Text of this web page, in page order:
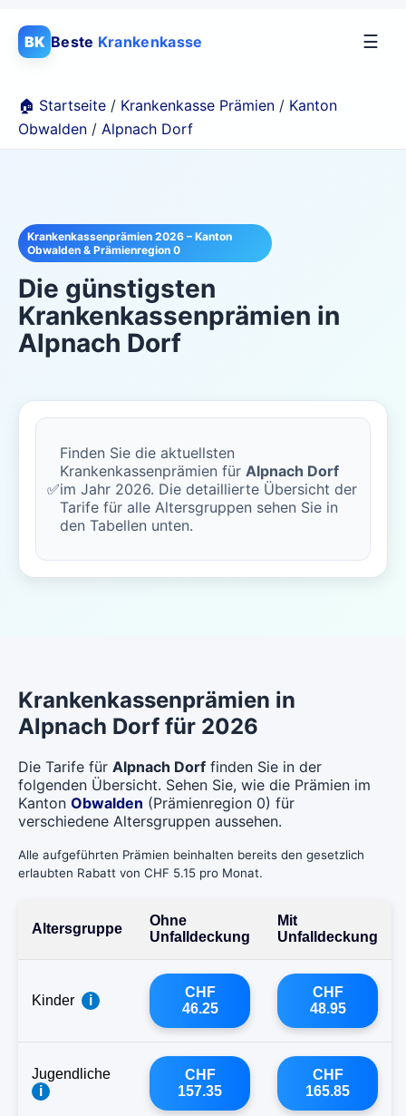
BK Beste Krankenkasse ☰
🏠 Startseite / Krankenkasse Prämien / Kanton
Obwalden / Alpnach Dorf
Krankenkassenprämien 2026 – Kanton
Obwalden & Prämienregion 0
Die günstigsten
Krankenkassenprämien in
Alpnach Dorf
✅
Finden Sie die aktuellsten
Krankenkassenprämien für Alpnach Dorf
im Jahr 2026. Die detaillierte Übersicht der
Tarife für alle Altersgruppen sehen Sie in
den Tabellen unten.
Krankenkassenprämien in
Alpnach Dorf für 2026
Die Tarife für Alpnach Dorf finden Sie in der
folgenden Übersicht. Sehen Sie, wie die Prämien im
Kanton Obwalden (Prämienregion 0) für
verschiedene Altersgruppen aussehen.
Alle aufgeführten Prämien beinhalten bereits den gesetzlich
erlaubten Rabatt von CHF 5.15 pro Monat.
Altersgruppe
Ohne
Unfalldeckung
Mit
Unfalldeckung
Kinder i
CHF
46.25
CHF
48.95
Jugendliche
i
CHF
157.35
CHF
165.85